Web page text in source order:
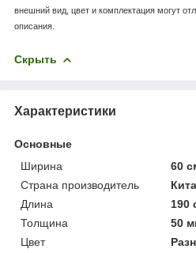
внешний вид, цвет и комплектация могут
описания.
Скрыть
Характеристики
Основные
Ширина
60
Страна производитель
Длина
190
Толщина
50
Цвет